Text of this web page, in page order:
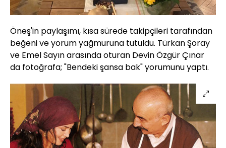
Öneş'in paylaşımı, kısa sürede takipçileri tarafından
beğeni ve yorum yağmuruna tutuldu. Türkan Şoray
ve Emel Sayın arasında oturan Devin Özgür Çınar
da fotoğrafa; "Bendeki şansa bak" yorumunu yaptı.